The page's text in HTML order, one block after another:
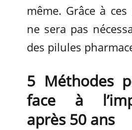
même. Grâce à
ne sera pas
des pilules
5 Méthodes
face à
après 50 ans